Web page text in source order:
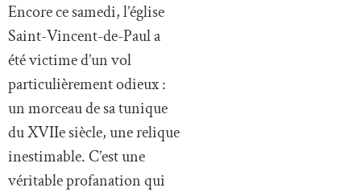
Encore ce samedi, l’église
Saint-Vincent-de-Paul a
été victime d’un vol
particulièrement odieux :
un morceau de sa tunique
du XVIIe siècle, une relique
inestimable. C’est une
véritable profanation qui